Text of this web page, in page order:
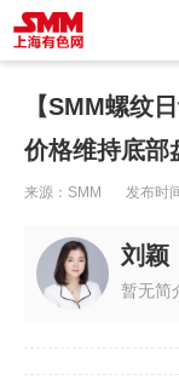
【SMM螺纹
价格维持底部
来源： SMM 发布时
刘颖
暂无简